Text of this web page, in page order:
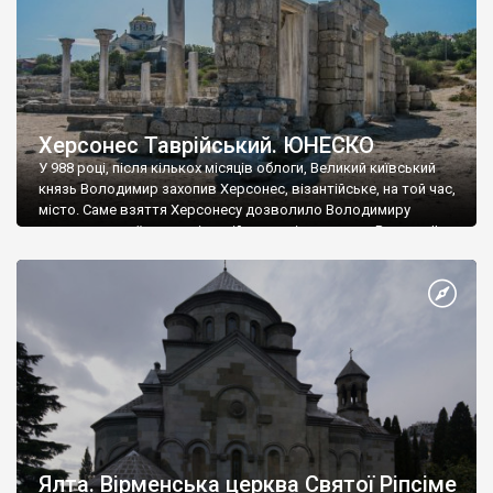
Херсонес Таврійський. ЮНЕСКО
У 988 році, після кількох місяців облоги, Великий київський
князь Володимир захопив Херсонес, візантійське, на той час,
місто. Саме взяття Херсонесу дозволило Володимиру
диктувати свої умови візантійському імператору Василю ІІ, та
Херсонесі Володимир-язичник, став Василем-християнином.
А потім було Хрещення Русі. На честь Херсонесу Таврійського
Ялта. Вірменська церква Святої Ріпсіме